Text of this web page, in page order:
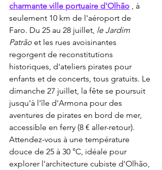
charmante ville portuaire d'Olhão , à
seulement 10 km de l'aéroport de
Faro. Du 25 au 28 juillet, le Jardim
Patrão et les rues avoisinantes
regorgent de reconstitutions
historiques, d'ateliers pirates pour
enfants et de concerts, tous gratuits. Le
dimanche 27 juillet, la fête se poursuit
jusqu'à l'île d'Armona pour des
aventures de pirates en bord de mer,
accessible en ferry (8 € aller-retour).
Attendez-vous à une température
douce de 25 à 30 °C, idéale pour
explorer l'architecture cubiste d'Olhão,